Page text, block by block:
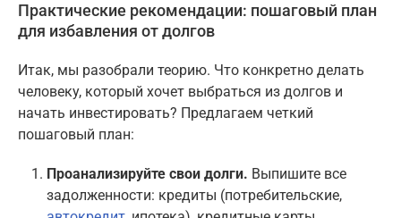
Практические рекомендации: пошаговый план
для избавления от долгов
Итак, мы разобрали теорию. Что конкретно делать
человеку, который хочет выбраться из долгов и
начать инвестировать? Предлагаем четкий
пошаговый план:
Проанализируйте свои долги. Выпишите все
задолженности: кредиты (потребительские,